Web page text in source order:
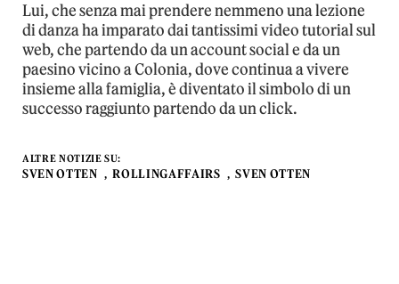
Lui, che senza mai prendere nemmeno una lezione
di danza ha imparato dai tantissimi video tutorial sul
web, che partendo da un account social e da un
paesino vicino a Colonia, dove continua a vivere
insieme alla famiglia, è diventato il simbolo di un
successo raggiunto partendo da un click.
ALTRE NOTIZIE SU:
SVEN OTTEN ROLLINGAFFAIRS SVEN OTTEN